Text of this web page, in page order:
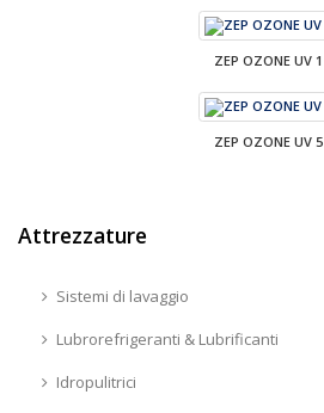
ZEP OZONE UV 1
ZEP OZONE UV 5
Attrezzature
Sistemi di lavaggio
Lubrorefrigeranti & Lubrificanti
Idropulitrici